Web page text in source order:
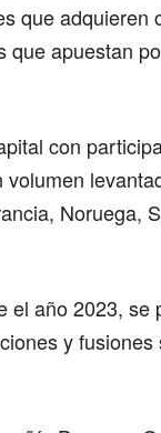
que adquieren
apuestan
con
Noruega,
el año 2023, se
y